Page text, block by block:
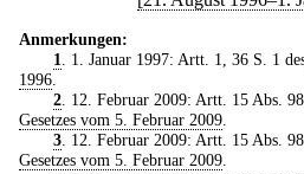
Anmerkungen:
1
. 1. Januar 1997: Artt. 1, 36 S. 1
1996
2. 12. Februar 2009: Artt. 15 Abs.
Gesetzes vom 5. Februar 2009
3. 12. Februar 2009: Artt. 15 Abs.
Gesetzes vom 5. Februar 2009